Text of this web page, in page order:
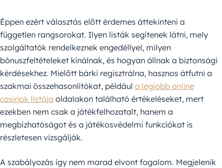
Éppen ezért választás előtt érdemes áttekinteni a
független rangsorokat. Ilyen listák segítenek látni, mely
szolgáltatók rendelkeznek engedéllyel, milyen
bónuszfeltételeket kínálnak, és hogyan állnak a biztonsági
kérdésekhez. Mielőtt bárki regisztrálna, hasznos átfutni a
szakmai összehasonlítókat, például a legjobb online
casinok listája oldalakon található értékeléseket, mert
ezekben nem csak a játékfelhozatalt, hanem a
megbízhatóságot és a játékosvédelmi funkciókat is
részletesen vizsgálják.
A szabályozás így nem marad elvont fogalom. Megjelenik